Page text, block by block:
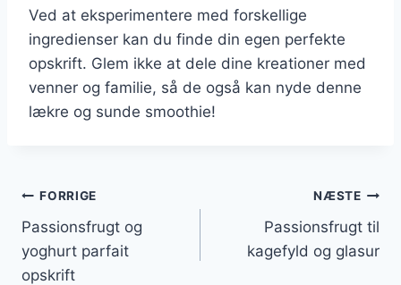
Ved at eksperimentere med forskellige
ingredienser kan du finde din egen perfekte
opskrift. Glem ikke at dele dine kreationer med
venner og familie, så de også kan nyde denne
lækre og sunde smoothie!
Indlægsnavigation
FORRIGE
Passionsfrugt og
yoghurt parfait
opskrift
NÆSTE
Passionsfrugt til
kagefyld og glasur